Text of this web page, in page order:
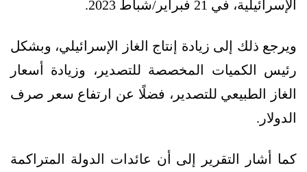
الإسرائيلية، في 21 فبراير/شباط 2023.
ويرجع ذلك إلى زيادة إنتاج الغاز الإسرائيلي، وبشكل
رئيس الكميات المخصصة للتصدير، وزيادة أسعار
الغاز الطبيعي للتصدير، فضلًا عن ارتفاع سعر صرف
الدولار.
كما أشار التقرير إلى أن عائدات الدولة المتراكمة